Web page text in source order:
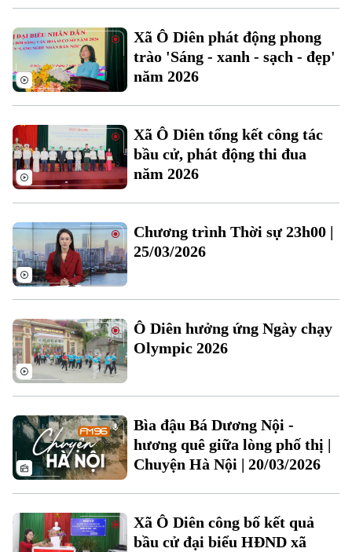
Hồ sơ
Người Việt 4 phương
Tài chính Ngân hàng
Doanh nghiệp
Tin tức
Đầu tư
Đất đai
Kinh nghiệm
Tàu và Xe
Ô tô
Tàu
Xe máy
Thị trường
Giáo dục
Tuyển sinh
Hướng nghiệp
Tin tức
Di tích
Sức khỏe
Y tế
Dinh dưỡng
Tư vấn sức khỏe
Bóng đá
Quần vợt
Golf
Giải trí
Sao
Điện ảnh
Âm nhạc
Đã phát sóng
Xã Ô Diên phát động phong
trào 'Sáng - xanh - sạch - đẹp'
năm 2026
Xã Ô Diên tổng kết công tác
bầu cử, phát động thi đua
năm 2026
Chương trình Thời sự 23h00 |
25/03/2026
Ô Diên hưởng ứng Ngày chạy
Olympic 2026
Bìa đậu Bá Dương Nội -
hương quê giữa lòng phố thị |
Chuyện Hà Nội | 20/03/2026
Xã Ô Diên công bố kết quả
bầu cử đại biểu HĐND xã